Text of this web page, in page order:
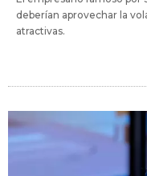
deberían aprovechar la
atractivas.